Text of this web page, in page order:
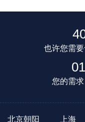
也许您需
您的需
北京朝阳 上海